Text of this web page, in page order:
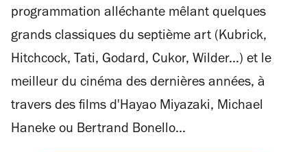
programmation alléchante mêlant quelques
grands classiques du septième art (Kubrick,
Hitchcock, Tati, Godard, Cukor, Wilder...) et le
meilleur du cinéma des dernières années, à
travers des films d'Hayao Miyazaki, Michael
Haneke ou Bertrand Bonello...